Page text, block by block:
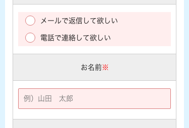
メールで返信して欲しい
電話で連絡して欲しい
お名前※